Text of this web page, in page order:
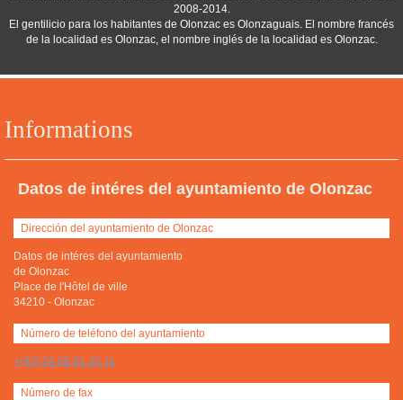
Informations
Datos de intéres del ayuntamiento de Olonzac
Dirección del ayuntamiento de Olonzac
Datos de intéres del ayuntamiento
de Olonzac
Place de l'Hôtel de ville
34210 - Olonzac
Número de teléfono del ayuntamiento
+(33) 04 68 91 20 11
Número de fax
2008-2014.
El gentilicio para los habitantes de Olonzac es Olonzaguais. El nombre francés
de la localidad es Olonzac, el nombre inglés de la localidad es Olonzac.